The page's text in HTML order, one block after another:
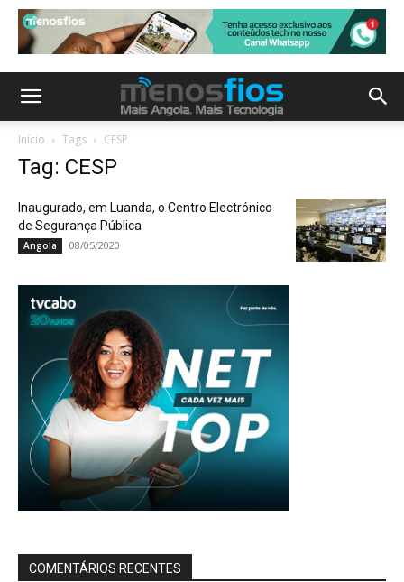
Início Tags CESP
Tag: CESP
Inaugurado, em Luanda, o Centro Electrónico
de Segurança Pública
Angola 08/05/2020
COMENTÁRIOS RECENTES